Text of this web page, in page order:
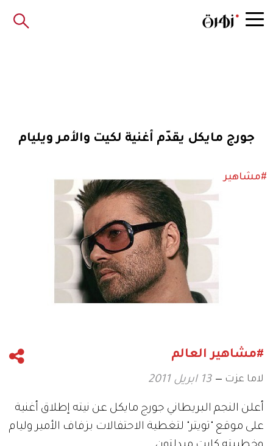
جورج مايكل يقدّم أغنية لكيت والأمر ويليام
#مشاهير
#مشاهير العالم
لاما عزت 13 ابريل 2011
أعلن النجم البريطاني جورج مايكل عن نيته إطلاق أغنية
على موقع "تويتر" لتغطية الاحتفالات بزفاف الأمير وليام